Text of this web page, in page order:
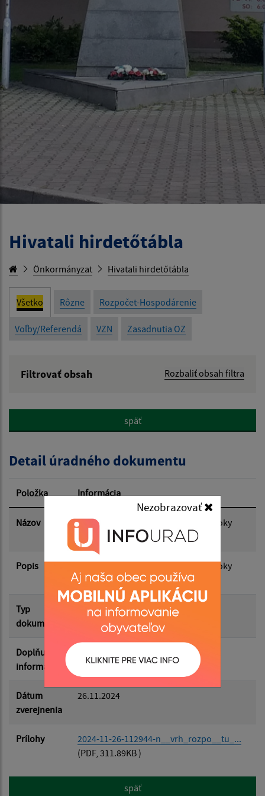
Nezobrazovať
Hivatali hirdetőtábla
Önkormányzat Hivatali hirdetőtábla
Všetko Rôzne Rozpočet-Hospodárenie
Voľby/Referendá VZN Zasadnutia OZ
Filtrovať obsah Rozbaliť obsah filtra
Popis:
Dátum zverejnenia od:
Dátum zverejnenia do:
Filtrovať Reset
späť
Detail úradného dokumentu
Položka Informácia
Názov
Návrh rozpočtu obce Čenkovce na roky
2025-2027
Popis
Návrh rozpočtu obce Čenkovce na roky
2025-2027
Typ
dokumentu
Rozpočet-Hospodárenie
Doplňujúce
informácie
Dátum
zverejnenia
26.11.2024
Prílohy
2024-11-26-112944-n__vrh_rozpo__tu_...
(PDF, 311.89KB )
späť